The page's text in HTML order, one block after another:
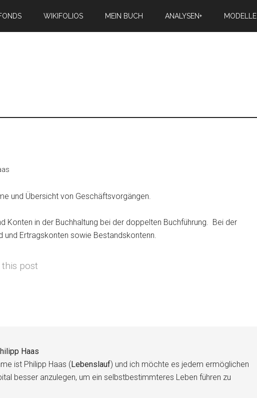
WIKIFOLIOS MEIN BUCH ANALYSEN+ MODELLE
und Übersicht von Geschäftsvorgängen.
Konten in der Buchhaltung bei der doppelten Buchführung. Bei der
und Ertragskonten sowie Bestandskontenn.
this post
Haas
ist Philipp Haas (Lebenslauf) und ich möchte es jedem ermöglichen
besser anzulegen, um ein selbstbestimmteres Leben führen zu